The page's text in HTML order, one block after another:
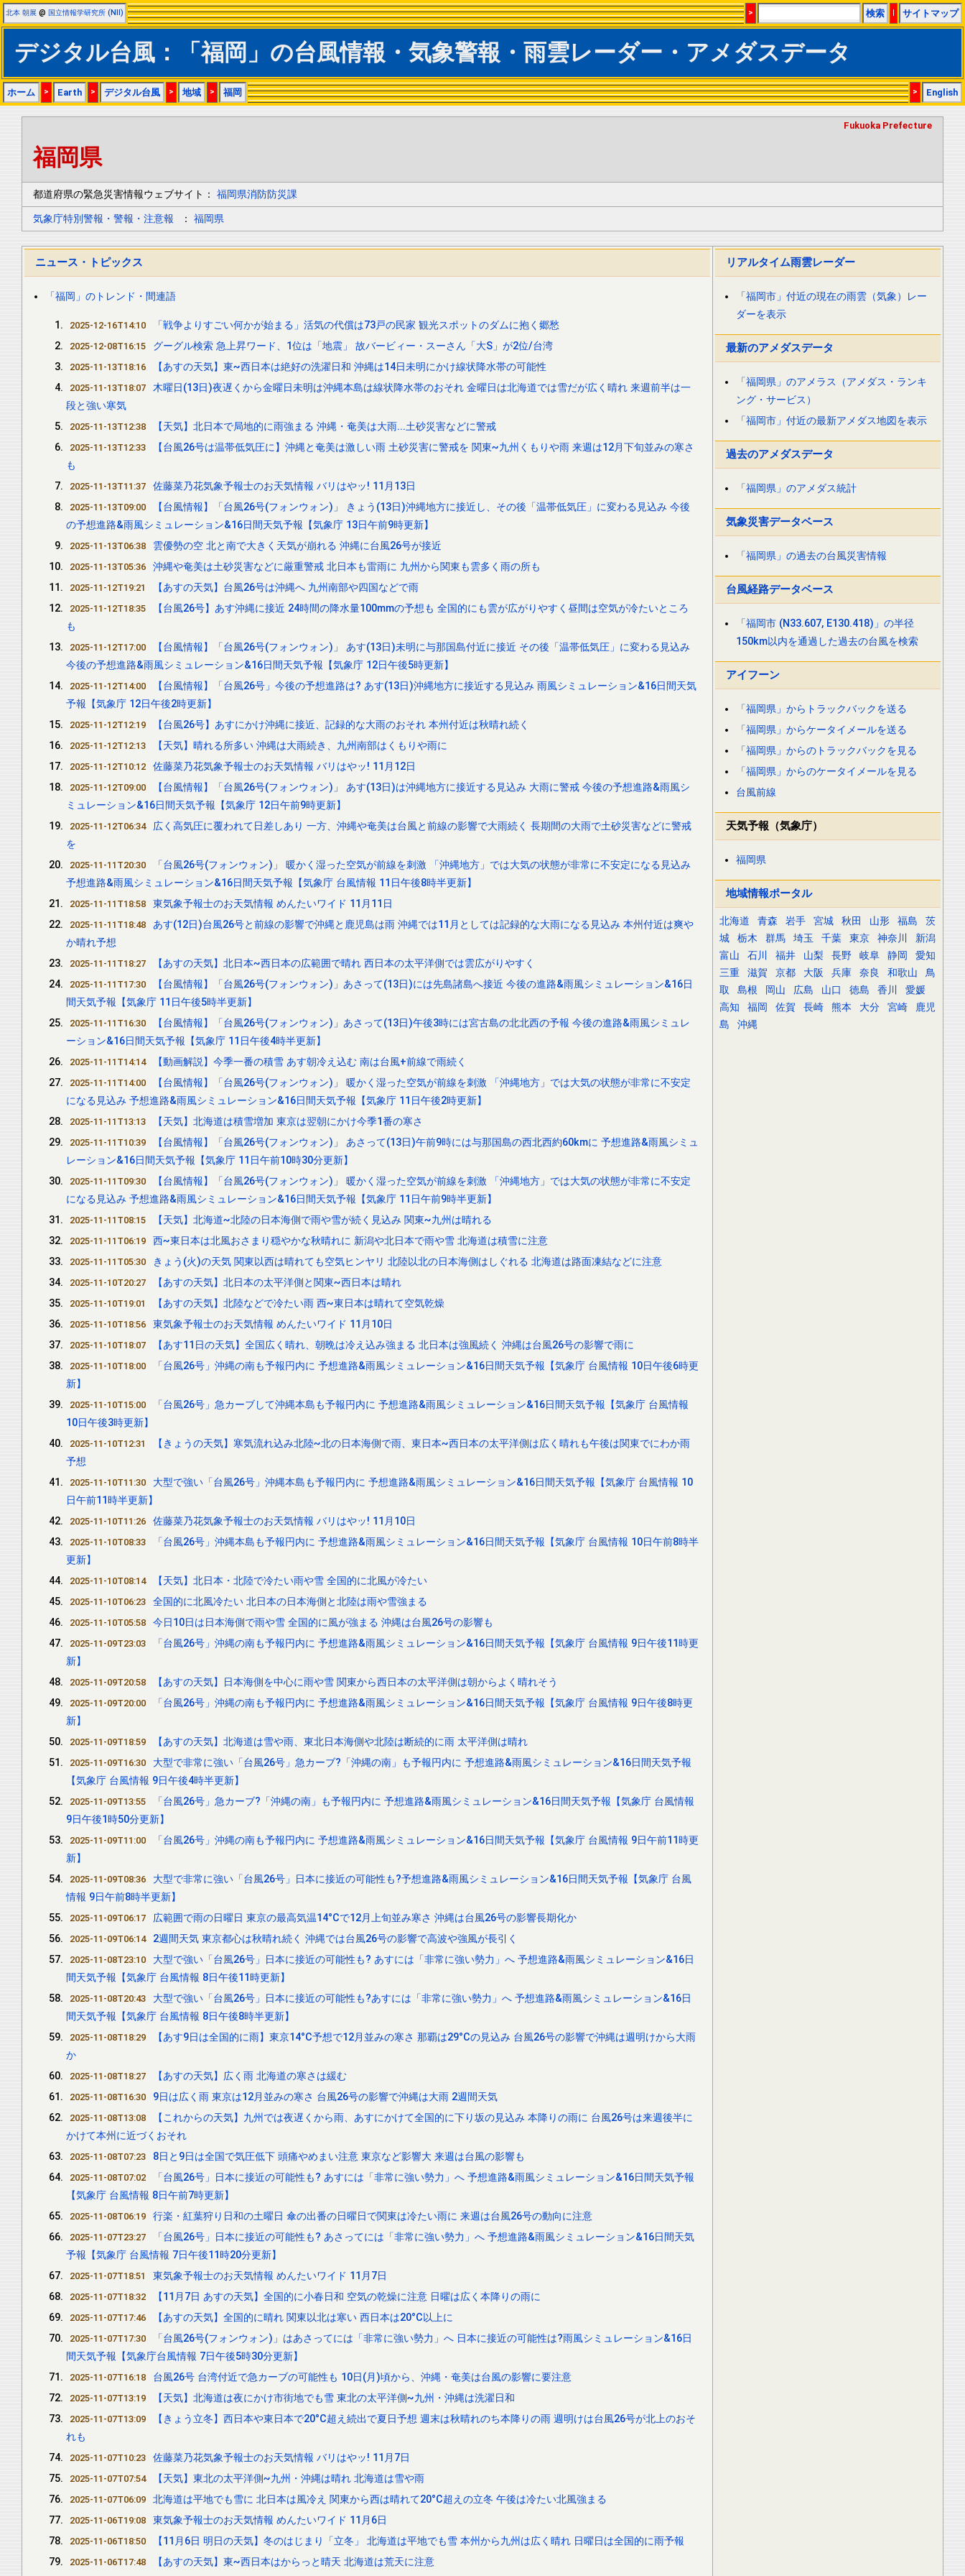
北本 朝展 @ 国立情報学研究所 (NII) > 検索 | サイトマップ
デジタル台風：「福岡」の台風情報・気象警報・雨雲レーダー・アメダスデータ
ホーム > Earth > デジタル台風 > 地域 > 福岡 > English
Fukuoka Prefecture
福岡県
都道府県の緊急災害情報ウェブサイト： 福岡県消防防災課
気象庁特別警報・警報・注意報
： 福岡県
ニュース・トピックス
「福岡」のトレンド・間連語
2025-12-16T14:10 「戦争よりすごい何かが始まる」活気の代償は73戸の民家 観光スポットのダムに抱く郷愁
2025-12-08T16:15 グーグル検索 急上昇ワード、1位は「地震」 故バービィー・スーさん「大S」が2位/台湾
2025-11-13T18:16 【あすの天気】東~西日本は絶好の洗濯日和 沖縄は14日未明にかけ線状降水帯の可能性
2025-11-13T18:07
木曜日(13日)夜遅くから金曜日未明は沖縄本島は線状降水帯のおそれ 金曜日は北海道では雪だが広く晴れ 来週前半は一
段と強い寒気
2025-11-13T12:38 【天気】北日本で局地的に雨強まる 沖縄・奄美は大雨...土砂災害などに警戒
2025-11-13T12:33
【台風26号は温帯低気圧に】沖縄と奄美は激しい雨 土砂災害に警戒を 関東~九州くもりや雨 来週は12月下旬並みの寒さ
も
2025-11-13T11:37 佐藤菜乃花気象予報士のお天気情報 バリはやッ! 11月13日
2025-11-13T09:00
【台風情報】「台風26号(フォンウォン)」 きょう(13日)沖縄地方に接近し、その後「温帯低気圧」に変わる見込み 今後
の予想進路&雨風シミュレーション&16日間天気予報【気象庁 13日午前9時更新】
2025-11-13T06:38 雲優勢の空 北と南で大きく天気が崩れる 沖縄に台風26号が接近
2025-11-13T05:36 沖縄や奄美は土砂災害などに厳重警戒 北日本も雷雨に 九州から関東も雲多く雨の所も
2025-11-12T19:21 【あすの天気】台風26号は沖縄へ 九州南部や四国などで雨
2025-11-12T18:35
【台風26号】あす沖縄に接近 24時間の降水量100mmの予想も 全国的にも雲が広がりやすく昼間は空気が冷たいところ
も
2025-11-12T17:00
【台風情報】「台風26号(フォンウォン)」 あす(13日)未明に与那国島付近に接近 その後「温帯低気圧」に変わる見込み
今後の予想進路&雨風シミュレーション&16日間天気予報【気象庁 12日午後5時更新】
2025-11-12T14:00
【台風情報】「台風26号」今後の予想進路は? あす(13日)沖縄地方に接近する見込み 雨風シミュレーション&16日間天気
予報【気象庁 12日午後2時更新】
2025-11-12T12:19 【台風26号】あすにかけ沖縄に接近、記録的な大雨のおそれ 本州付近は秋晴れ続く
2025-11-12T12:13 【天気】晴れる所多い 沖縄は大雨続き、九州南部はくもりや雨に
2025-11-12T10:12 佐藤菜乃花気象予報士のお天気情報 バリはやッ! 11月12日
2025-11-12T09:00
【台風情報】「台風26号(フォンウォン)」 あす(13日)は沖縄地方に接近する見込み 大雨に警戒 今後の予想進路&雨風シ
ミュレーション&16日間天気予報【気象庁 12日午前9時更新】
2025-11-12T06:34
広く高気圧に覆われて日差しあり 一方、沖縄や奄美は台風と前線の影響で大雨続く 長期間の大雨で土砂災害などに警戒
を
2025-11-11T20:30
「台風26号(フォンウォン)」 暖かく湿った空気が前線を刺激 「沖縄地方」では大気の状態が非常に不安定になる見込み
予想進路&雨風シミュレーション&16日間天気予報【気象庁 台風情報 11日午後8時半更新】
2025-11-11T18:58 東気象予報士のお天気情報 めんたいワイド 11月11日
2025-11-11T18:48
あす(12日)台風26号と前線の影響で沖縄と鹿児島は雨 沖縄では11月としては記録的な大雨になる見込み 本州付近は爽や
か晴れ予想
2025-11-11T18:27 【あすの天気】北日本~西日本の広範囲で晴れ 西日本の太平洋側では雲広がりやすく
2025-11-11T17:30
【台風情報】「台風26号(フォンウォン)」あさって(13日)には先島諸島へ接近 今後の進路&雨風シミュレーション&16日
間天気予報【気象庁 11日午後5時半更新】
2025-11-11T16:30
【台風情報】「台風26号(フォンウォン)」あさって(13日)午後3時には宮古島の北北西の予報 今後の進路&雨風シミュレ
ーション&16日間天気予報【気象庁 11日午後4時半更新】
2025-11-11T14:14 【動画解説】今季一番の積雪 あす朝冷え込む 南は台風+前線で雨続く
2025-11-11T14:00
【台風情報】「台風26号(フォンウォン)」 暖かく湿った空気が前線を刺激 「沖縄地方」では大気の状態が非常に不安定
になる見込み 予想進路&雨風シミュレーション&16日間天気予報【気象庁 11日午後2時更新】
2025-11-11T13:13 【天気】北海道は積雪増加 東京は翌朝にかけ今季1番の寒さ
2025-11-11T10:39
【台風情報】「台風26号(フォンウォン)」 あさって(13日)午前9時には与那国島の西北西約60kmに 予想進路&雨風シミュ
レーション&16日間天気予報【気象庁 11日午前10時30分更新】
2025-11-11T09:30
【台風情報】「台風26号(フォンウォン)」 暖かく湿った空気が前線を刺激 「沖縄地方」では大気の状態が非常に不安定
になる見込み 予想進路&雨風シミュレーション&16日間天気予報【気象庁 11日午前9時半更新】
2025-11-11T08:15 【天気】北海道~北陸の日本海側で雨や雪が続く見込み 関東~九州は晴れる
2025-11-11T06:19 西~東日本は北風おさまり穏やかな秋晴れに 新潟や北日本で雨や雪 北海道は積雪に注意
2025-11-11T05:30 きょう(火)の天気 関東以西は晴れても空気ヒンヤリ 北陸以北の日本海側はしぐれる 北海道は路面凍結などに注意
2025-11-10T20:27 【あすの天気】北日本の太平洋側と関東~西日本は晴れ
2025-11-10T19:01 【あすの天気】北陸などで冷たい雨 西~東日本は晴れて空気乾燥
2025-11-10T18:56 東気象予報士のお天気情報 めんたいワイド 11月10日
2025-11-10T18:07 【あす11日の天気】全国広く晴れ、朝晩は冷え込み強まる 北日本は強風続く 沖縄は台風26号の影響で雨に
2025-11-10T18:00
「台風26号」沖縄の南も予報円内に 予想進路&雨風シミュレーション&16日間天気予報【気象庁 台風情報 10日午後6時更
新】
2025-11-10T15:00
「台風26号」急カーブして沖縄本島も予報円内に 予想進路&雨風シミュレーション&16日間天気予報【気象庁 台風情報
10日午後3時更新】
2025-11-10T12:31
【きょうの天気】寒気流れ込み北陸~北の日本海側で雨、東日本~西日本の太平洋側は広く晴れも午後は関東でにわか雨
予想
2025-11-10T11:30
大型で強い「台風26号」沖縄本島も予報円内に 予想進路&雨風シミュレーション&16日間天気予報【気象庁 台風情報 10
日午前11時半更新】
2025-11-10T11:26 佐藤菜乃花気象予報士のお天気情報 バリはやッ! 11月10日
2025-11-10T08:33
「台風26号」沖縄本島も予報円内に 予想進路&雨風シミュレーション&16日間天気予報【気象庁 台風情報 10日午前8時半
更新】
2025-11-10T08:14 【天気】北日本・北陸で冷たい雨や雪 全国的に北風が冷たい
2025-11-10T06:23 全国的に北風冷たい 北日本の日本海側と北陸は雨や雪強まる
2025-11-10T05:58 今日10日は日本海側で雨や雪 全国的に風が強まる 沖縄は台風26号の影響も
2025-11-09T23:03
「台風26号」沖縄の南も予報円内に 予想進路&雨風シミュレーション&16日間天気予報【気象庁 台風情報 9日午後11時更
新】
2025-11-09T20:58 【あすの天気】日本海側を中心に雨や雪 関東から西日本の太平洋側は朝からよく晴れそう
2025-11-09T20:00
「台風26号」沖縄の南も予報円内に 予想進路&雨風シミュレーション&16日間天気予報【気象庁 台風情報 9日午後8時更
新】
2025-11-09T18:59 【あすの天気】北海道は雪や雨、東北日本海側や北陸は断続的に雨 太平洋側は晴れ
2025-11-09T16:30
大型で非常に強い「台風26号」急カーブ?「沖縄の南」も予報円内に 予想進路&雨風シミュレーション&16日間天気予報
【気象庁 台風情報 9日午後4時半更新】
2025-11-09T13:55
「台風26号」急カーブ?「沖縄の南」も予報円内に 予想進路&雨風シミュレーション&16日間天気予報【気象庁 台風情報
9日午後1時50分更新】
2025-11-09T11:00
「台風26号」沖縄の南も予報円内に 予想進路&雨風シミュレーション&16日間天気予報【気象庁 台風情報 9日午前11時更
新】
2025-11-09T08:36
大型で非常に強い「台風26号」日本に接近の可能性も?予想進路&雨風シミュレーション&16日間天気予報【気象庁 台風
情報 9日午前8時半更新】
2025-11-09T06:17 広範囲で雨の日曜日 東京の最高気温14°Cで12月上旬並み寒さ 沖縄は台風26号の影響長期化か
2025-11-09T06:14 2週間天気 東京都心は秋晴れ続く 沖縄では台風26号の影響で高波や強風が長引く
2025-11-08T23:10
大型で強い「台風26号」日本に接近の可能性も? あすには「非常に強い勢力」へ 予想進路&雨風シミュレーション&16日
間天気予報【気象庁 台風情報 8日午後11時更新】
2025-11-08T20:43
大型で強い「台風26号」日本に接近の可能性も?あすには「非常に強い勢力」へ 予想進路&雨風シミュレーション&16日
間天気予報【気象庁 台風情報 8日午後8時半更新】
2025-11-08T18:29
【あす9日は全国的に雨】東京14°C予想で12月並みの寒さ 那覇は29°Cの見込み 台風26号の影響で沖縄は週明けから大雨
か
2025-11-08T18:27 【あすの天気】広く雨 北海道の寒さは緩む
2025-11-08T16:30 9日は広く雨 東京は12月並みの寒さ 台風26号の影響で沖縄は大雨 2週間天気
2025-11-08T13:08
【これからの天気】九州では夜遅くから雨、あすにかけて全国的に下り坂の見込み 本降りの雨に 台風26号は来週後半に
かけて本州に近づくおそれ
2025-11-08T07:23 8日と9日は全国で気圧低下 頭痛やめまい注意 東京など影響大 来週は台風の影響も
2025-11-08T07:02
「台風26号」日本に接近の可能性も? あすには「非常に強い勢力」へ 予想進路&雨風シミュレーション&16日間天気予報
【気象庁 台風情報 8日午前7時更新】
2025-11-08T06:19 行楽・紅葉狩り日和の土曜日 傘の出番の日曜日で関東は冷たい雨に 来週は台風26号の動向に注意
2025-11-07T23:27
「台風26号」日本に接近の可能性も? あさってには「非常に強い勢力」へ 予想進路&雨風シミュレーション&16日間天気
予報【気象庁 台風情報 7日午後11時20分更新】
2025-11-07T18:51 東気象予報士のお天気情報 めんたいワイド 11月7日
2025-11-07T18:32 【11月7日 あすの天気】全国的に小春日和 空気の乾燥に注意 日曜は広く本降りの雨に
2025-11-07T17:46 【あすの天気】全国的に晴れ 関東以北は寒い 西日本は20°C以上に
2025-11-07T17:30
「台風26号(フォンウォン)」はあさってには「非常に強い勢力」へ 日本に接近の可能性は?雨風シミュレーション&16日
間天気予報【気象庁台風情報 7日午後5時30分更新】
2025-11-07T16:18 台風26号 台湾付近で急カーブの可能性も 10日(月)頃から、沖縄・奄美は台風の影響に要注意
2025-11-07T13:19 【天気】北海道は夜にかけ市街地でも雪 東北の太平洋側~九州・沖縄は洗濯日和
2025-11-07T13:09
【きょう立冬】西日本や東日本で20°C超え続出で夏日予想 週末は秋晴れのち本降りの雨 週明けは台風26号が北上のおそ
れも
2025-11-07T10:23 佐藤菜乃花気象予報士のお天気情報 バリはやッ! 11月7日
2025-11-07T07:54 【天気】東北の太平洋側~九州・沖縄は晴れ 北海道は雪や雨
2025-11-07T06:09 北海道は平地でも雪に 北日本は風冷え 関東から西は晴れて20°C超えの立冬 午後は冷たい北風強まる
2025-11-06T19:08 東気象予報士のお天気情報 めんたいワイド 11月6日
2025-11-06T18:50 【11月6日 明日の天気】冬のはじまり「立冬」 北海道は平地でも雪 本州から九州は広く晴れ 日曜日は全国的に雨予報
2025-11-06T17:48 【あすの天気】東~西日本はからっと晴天 北海道は荒天に注意
リアルタイム雨雲レーダー
「福岡市」付近の現在の雨雲（気象）レー
ダーを表示
最新のアメダスデータ
「福岡県」のアメラス（アメダス・ランキ
ング・サービス）
「福岡市」付近の最新アメダス地図を表示
過去のアメダスデータ
「福岡県」のアメダス統計
気象災害データベース
「福岡県」の過去の台風災害情報
台風経路データベース
「福岡市 (N33.607, E130.418)」の半径
150km以内を通過した過去の台風を検索
アイフーン
「福岡県」からトラックバックを送る
「福岡県」からケータイメールを送る
「福岡県」からのトラックバックを見る
「福岡県」からのケータイメールを見る
台風前線
天気予報（気象庁）
福岡県
地域情報ポータル
北海道 青森 岩手 宮城 秋田 山形 福島
茨
城
栃木 群馬 埼玉 千葉 東京 神奈川
新潟
富山
石川 福井 山梨 長野 岐阜 静岡
愛知
三重
滋賀 京都 大阪 兵庫 奈良 和歌山
鳥
取
島根 岡山 広島 山口 徳島 香川
愛媛
高知
福岡 佐賀 長崎 熊本 大分 宮崎
鹿児
島
沖縄